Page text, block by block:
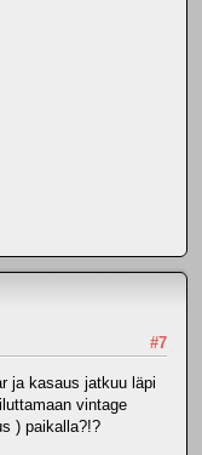
#7
ja kasaus jatkuu läpi
vintage
) paikalla?!?